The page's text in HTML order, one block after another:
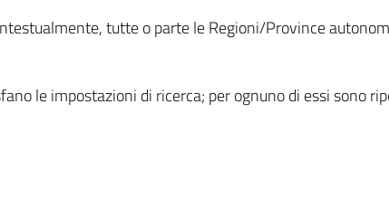
tutte o parte le Regioni/Province
le impostazioni di ricerca; per ognuno di essi sono